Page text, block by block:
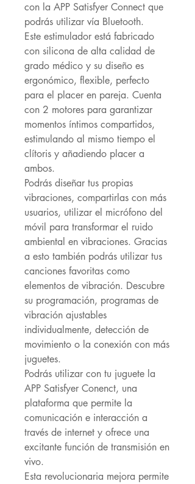
con la APP Satisfyer Connect que
podrás utilizar vía Bluetooth.
Este estimulador está fabricado
con silicona de alta calidad de
grado médico y su diseño es
ergonómico, flexible, perfecto
para el placer en pareja. Cuenta
con 2 motores para garantizar
momentos íntimos compartidos,
estimulando al mismo tiempo el
clítoris y añadiendo placer a
ambos.
Podrás diseñar tus propias
vibraciones, compartirlas con más
usuarios, utilizar el micrófono del
móvil para transformar el ruido
ambiental en vibraciones. Gracias
a esto también podrás utilizar tus
canciones favoritas como
elementos de vibración. Descubre
su programación, programas de
vibración ajustables
individualmente, detección de
movimiento o la conexión con más
juguetes.
Podrás utilizar con tu juguete la
APP Satisfyer Conenct, una
plataforma que permite la
comunicación e interacción a
través de internet y ofrece una
excitante función de transmisión en
vivo.
Esta revolucionaria mejora permite